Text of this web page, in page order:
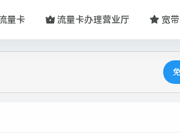
量卡 流量卡办理营业厅 宽